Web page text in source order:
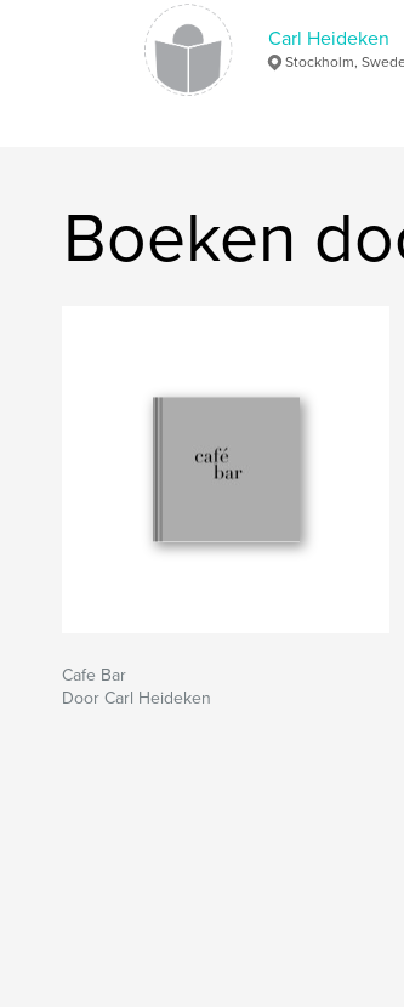
Carl Heideken
Stockholm,
Boeken
Cafe Bar
Door Carl Heideken